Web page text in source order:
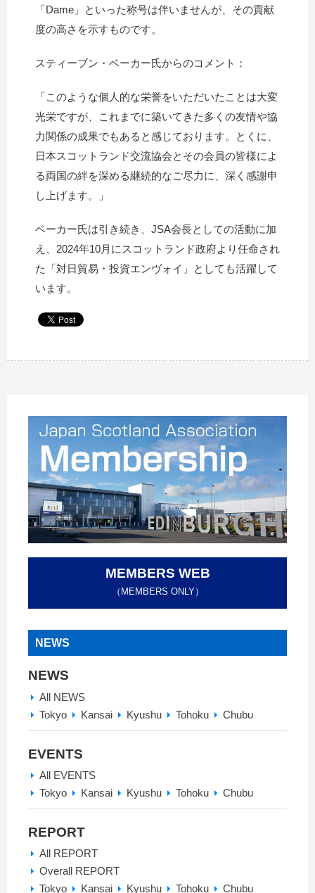
「Dame」といった称号は伴いませんが、その貢献
度の高さを示すものです。
スティーブン・ベーカー氏からのコメント：
「このような個人的な栄誉をいただいたことは大変
光栄ですが、これまでに築いてきた多くの友情や協
力関係の成果でもあると感じております。とくに、
日本スコットランド交流協会とその会員の皆様によ
る両国の絆を深める継続的なご尽力に、深く感謝申
し上げます。」
ベーカー氏は引き続き、JSA会長としての活動に加
え、2024年10月にスコットランド政府より任命され
た「対日貿易・投資エンヴォイ」としても活躍して
います。
MEMBERS WEB
（MEMBERS ONLY）
NEWS
NEWS
All NEWS
Tokyo
Kansai Kyushu Tohoku Chubu
EVENTS
All EVENTS
Tokyo
Kansai Kyushu Tohoku Chubu
REPORT
All REPORT
Overall REPORT
Tokyo
Kansai Kyushu Tohoku Chubu